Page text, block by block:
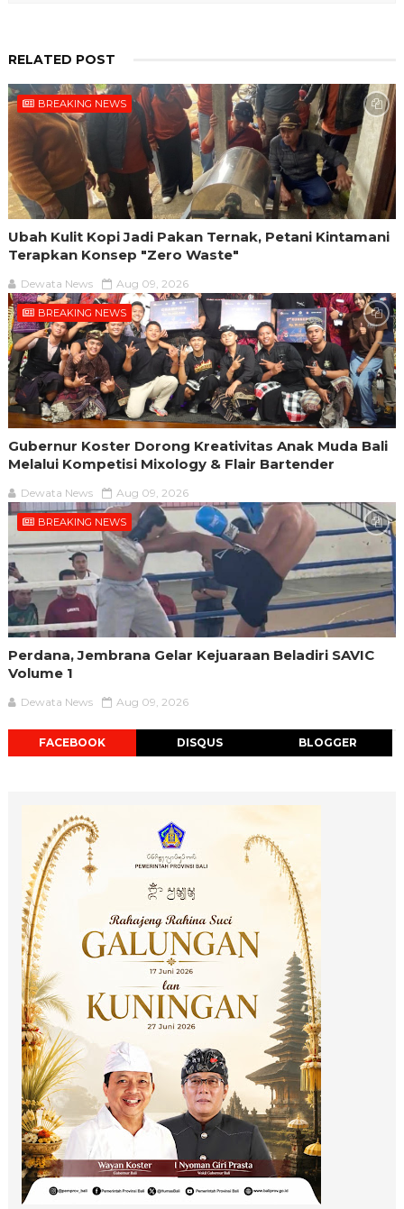
RELATED POST
BREAKING NEWS
Ubah Kulit Kopi Jadi Pakan Ternak, Petani Kintamani
Terapkan Konsep "Zero Waste"
Dewata News Aug 09, 2026
BREAKING NEWS
Gubernur Koster Dorong Kreativitas Anak Muda Bali
Melalui Kompetisi Mixology & Flair Bartender
Dewata News Aug 09, 2026
BREAKING NEWS
Perdana, Jembrana Gelar Kejuaraan Beladiri SAVIC
Volume 1
Dewata News Aug 09, 2026
FACEBOOK DISQUS BLOGGER